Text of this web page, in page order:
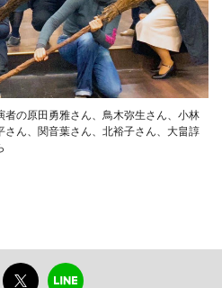
の原田勇雅さん、鳥木弥生さん、小林
ん、関音葉さん、北裕子さん、大畠諄